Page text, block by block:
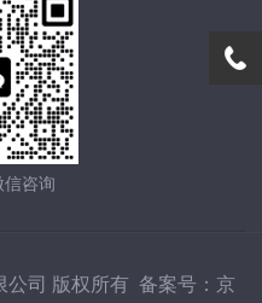
咨询
公司 版权所有 备案号：京